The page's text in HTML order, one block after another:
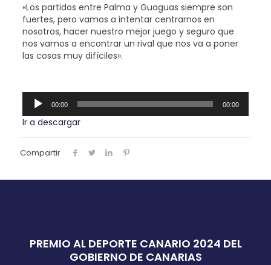
«Los partidos entre Palma y Guaguas siempre son
fuertes, pero vamos a intentar centrarnos en
nosotros, hacer nuestro mejor juego y seguro que
nos vamos a encontrar un rival que nos va a poner
las cosas muy difíciles».
Reproductor
audio
00:00 00:00
Ir a descargar
Compartir
PREMIO AL DEPORTE CANARIO 2024 DEL
GOBIERNO DE CANARIAS